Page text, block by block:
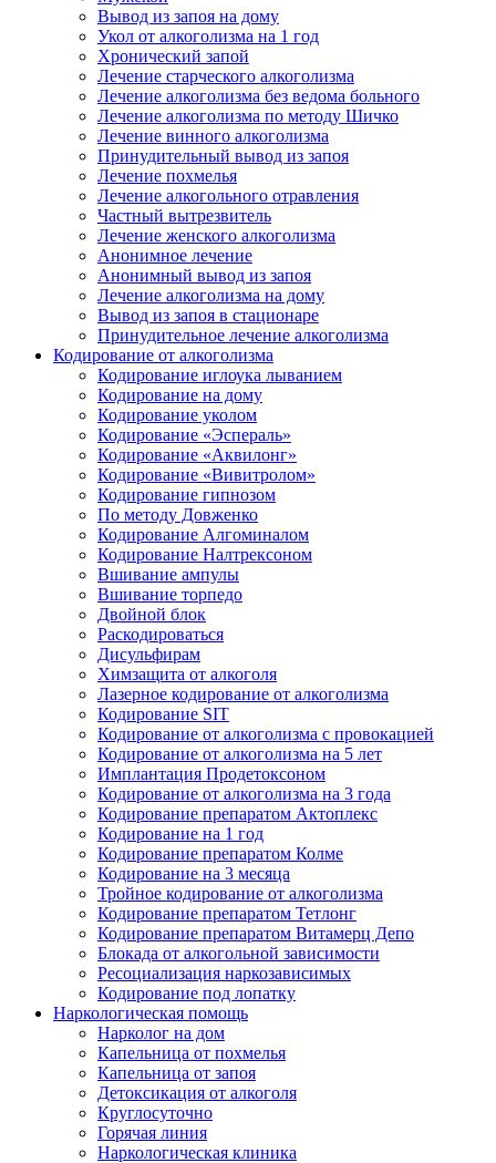
Вывод из запоя на дому
Укол от алкоголизма на 1 год
Хронический запой
Лечение старческого алкоголизма
Лечение алкоголизма без ведома больного
Лечение алкоголизма по методу Шичко
Лечение винного алкоголизма
Принудительный вывод из запоя
Лечение похмелья
Лечение алкогольного отравления
Частный вытрезвитель
Лечение женского алкоголизма
Анонимное лечение
Анонимный вывод из запоя
Лечение алкоголизма на дому
Вывод из запоя в стационаре
Принудительное лечение алкоголизма
Кодирование от алкоголизма
Кодирование иглоука лыванием
Кодирование на дому
Кодирование уколом
Кодирование «Эспераль»
Кодирование «Аквилонг»
Кодирование «Вивитролом»
Кодирование гипнозом
По методу Довженко
Кодирование Алгоминалом
Кодирование Налтрексоном
Вшивание ампулы
Вшивание торпедо
Двойной блок
Раскодироваться
Дисульфирам
Химзащита от алкоголя
Лазерное кодирование от алкоголизма
Кодирование SIT
Кодирование от алкоголизма с провокацией
Кодирование от алкоголизма на 5 лет
Имплантация Продетоксоном
Кодирование от алкоголизма на 3 года
Кодирование препаратом Актоплекс
Кодирование на 1 год
Кодирование препаратом Колме
Кодирование на 3 месяца
Тройное кодирование от алкоголизма
Кодирование препаратом Тетлонг
Кодирование препаратом Витамерц Депо
Блокада от алкогольной зависимости
Ресоциализация наркозависимых
Кодирование под лопатку
Наркологическая помощь
Нарколог на дом
Капельница от похмелья
Капельница от запоя
Детоксикация от алкоголя
Круглосуточно
Горячая линия
Наркологическая клиника